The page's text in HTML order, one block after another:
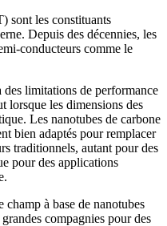
sont les constituants
Depuis des décennies, les
conducteurs comme le
des limitations de performance
lorsque les dimensions des
Les nanotubes de carbone
bien adaptés pour remplacer
traditionnels, autant pour des
pour des applications
champ à base de nanotubes
compagnies pour des